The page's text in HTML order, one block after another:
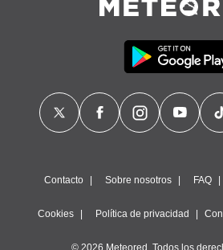
Contacto Sobre nosotros FAQ
Cookies Política de privacidad
© 2026 Meteored. Todos los